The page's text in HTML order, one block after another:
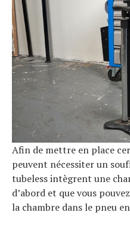
Afin de mettre en place
peuvent nécessiter un
tubeless intègrent une
d’abord et que vous
la chambre dans le pneu